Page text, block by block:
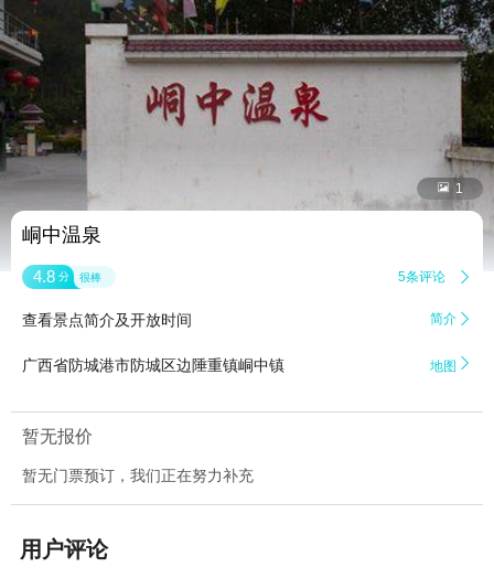
 1
峒中温泉
4.8 分 很棒 5条评论 
查看景点简介及开放时间 简介 
广西省防城港市防城区边陲重镇峒中镇 地图 
暂无报价
暂无门票预订，我们正在努力补充
用户评论
